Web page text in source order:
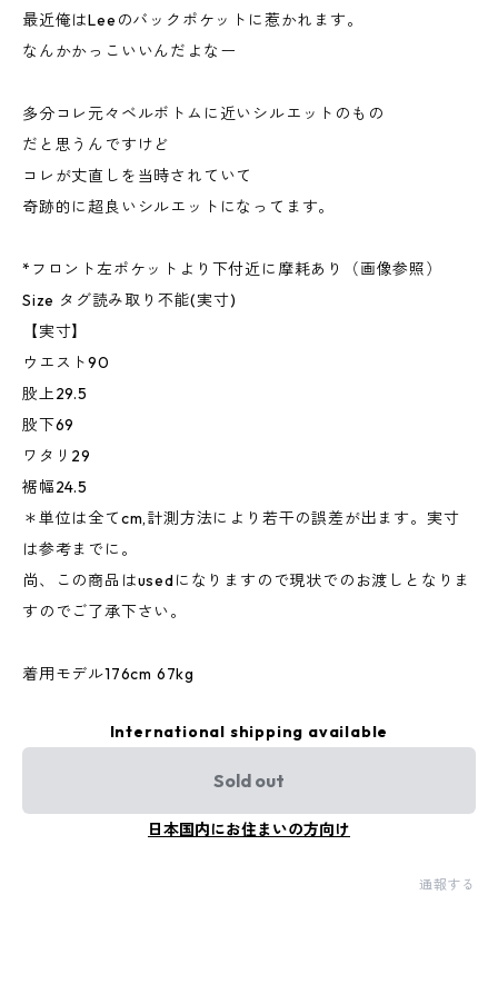
最近俺はLeeのバックポケットに惹かれます。
なんかかっこいいんだよなー
多分コレ元々ベルボトムに近いシルエットのもの
だと思うんですけど
コレが丈直しを当時されていて
奇跡的に超良いシルエットになってます。
*フロント左ポケットより下付近に摩耗あり（画像参照）
Size タグ読み取り不能(実寸)
【実寸】
ウエスト90
股上29.5
股下69
ワタリ29
裾幅24.5
＊単位は全てcm,計測方法により若干の誤差が出ます。実寸
は参考までに。
尚、この商品はusedになりますので現状でのお渡しとなりま
すのでご了承下さい。
着用モデル176cm 67kg
International shipping available
Sold out
日本国内にお住まいの方向け
通報する